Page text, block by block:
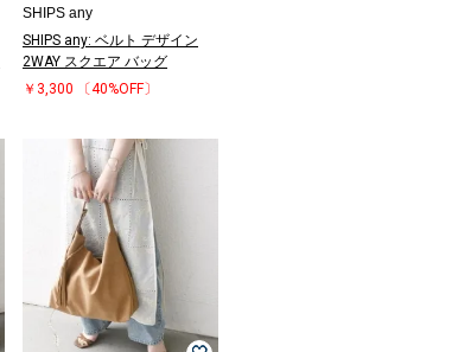
SHIPS any
SHIPS any: ベルト デザイン
2WAY スクエア バッグ
￥3,300
〔40%OFF〕